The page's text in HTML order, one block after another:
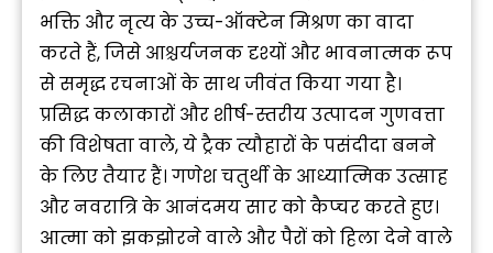
भक्ति और नृत्य के उच्च-ऑक्टेन मिश्रण का वादा
करते हैं, जिसे आश्चर्यजनक दृश्यों और भावनात्मक रूप
से समृद्ध रचनाओं के साथ जीवंत किया गया है।
प्रसिद्ध कलाकारों और शीर्ष-स्तरीय उत्पादन गुणवत्ता
की विशेषता वाले, ये ट्रैक त्यौहारों के पसंदीदा बनने
के लिए तैयार हैं। गणेश चतुर्थी के आध्यात्मिक उत्साह
और नवरात्रि के आनंदमय सार को कैप्चर करते हुए।
आत्मा को झकझोरने वाले और पैरों को हिला देने वाले